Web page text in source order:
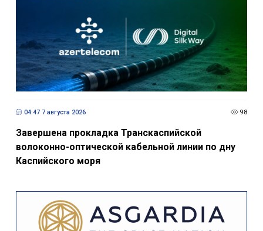
04:47 7 августа 2026 98
Завершена прокладка Транскаспийской
волоконно-оптической кабельной линии по дну
Каспийского моря